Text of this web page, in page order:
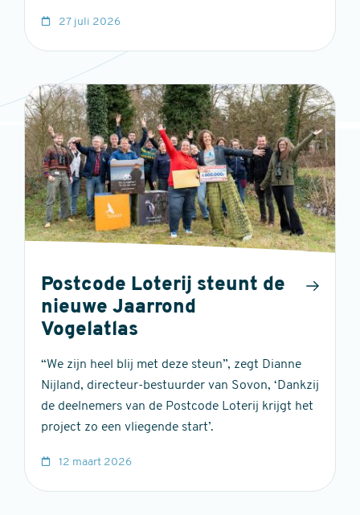
27 juli 2026
Postcode Loterij steunt de
nieuwe Jaarrond
Vogelatlas
“We zijn heel blij met deze steun”, zegt Dianne
Nijland, directeur-bestuurder van Sovon, ‘Dankzij
de deelnemers van de Postcode Loterij krijgt het
project zo een vliegende start’.
12 maart 2026